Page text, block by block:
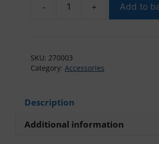
-
Brinyte
+ Add to
SKU: 270003
Category: Accessories
Description
Additional information